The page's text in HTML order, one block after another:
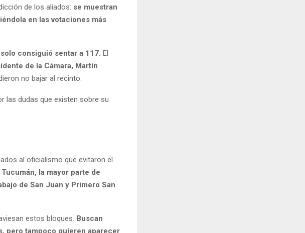
de los aliados: se muestran
en las votaciones más
consiguió sentar a 117. El
de la Cámara, Martín
no bajar al recinto.
las dudas que existen sobre su
al oficialismo que evitaron el
la mayor parte de
de San Juan y Primero San
estos bloques. Buscan
pero tampoco quieren aparecer